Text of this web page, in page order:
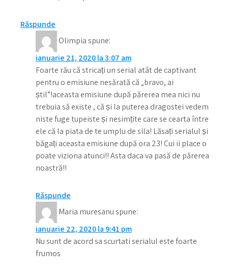
Răspunde
Olimpiaspune:
ianuarie 21, 2020 la 3:07 am
Foarte rău că stricați un serial atât de captivant
pentru o emisiune nesărată că „bravo, ai
știl”!aceasta emisiune după părerea mea nici nu
trebuia să existe , că și la puterea dragostei vedem
niste fuge tupeiste și nesimțite care se cearta între
ele că la piata de te umplu de sila! Lăsați serialul și
băgați aceasta emisiune după ora 23! Cui ii place o
poate viziona atunci!! Asta daca va pasă de părerea
noastră!!
Răspunde
Maria muresanuspune:
ianuarie 22, 2020 la 9:41 pm
Nu sunt de acord sa scurtati serialul este foarte
frumos